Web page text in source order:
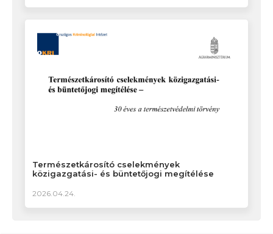
Természetkárosító cselekmények
közigazgatási- és büntetőjogi megítélése
2026.04.24.